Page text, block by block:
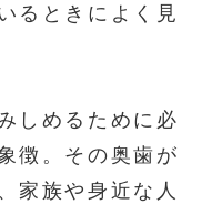
るときによく見
しめるために必
徴。その奥歯が
家族や身近な人